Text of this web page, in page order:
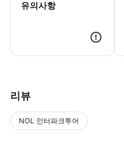
유의사항
리뷰
NOL 인터파크투어